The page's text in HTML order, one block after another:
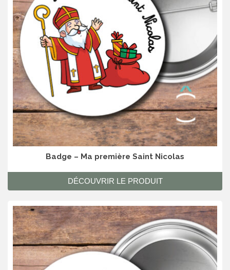
Badge – Ma première Saint Nicolas
DÉCOUVRIR LE PRODUIT